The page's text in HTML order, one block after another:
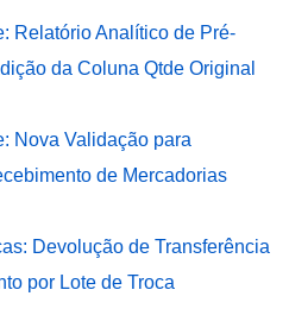
Relatório Analítico de Pré-
da Coluna Qtde Original
Nova Validação para
de Mercadorias
Devolução de Transferência
por Lote de Troca